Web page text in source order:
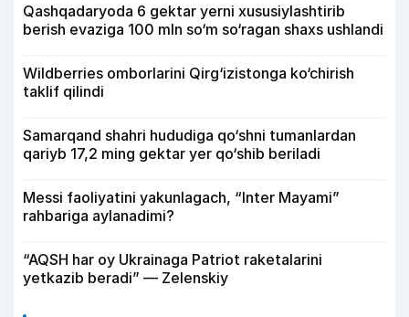
Qashqadaryoda 6 gektar yerni xususiylashtirib
berish evaziga 100 mln so‘m so‘ragan shaxs ushlandi
Wildberries omborlarini Qirg‘izistonga ko‘chirish
taklif qilindi
Samarqand shahri hududiga qo‘shni tumanlardan
qariyb 17,2 ming gektar yer qo‘shib beriladi
Messi faoliyatini yakunlagach, “Inter Mayami”
rahbariga aylanadimi?
“AQSH har oy Ukrainaga Patriot raketalarini
yetkazib beradi” — Zelenskiy